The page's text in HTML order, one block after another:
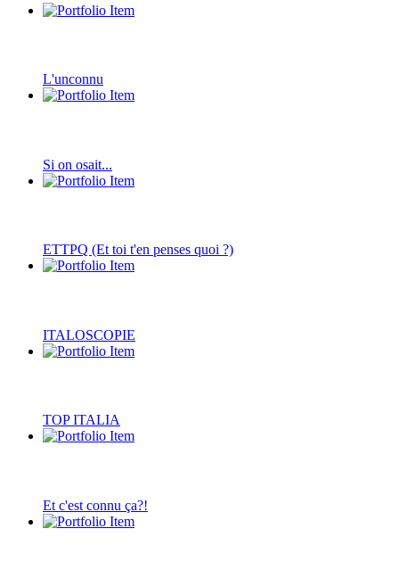
L'unconnu
Si on osait...
ETTPQ (Et toi t'en penses quoi ?)
ITALOSCOPIE
TOP ITALIA
Et c'est connu ça?!